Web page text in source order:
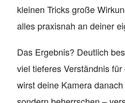
kleinen Tricks große
alles praxisnah an deiner
Das Ergebnis? Deutlich
viel tieferes Verständnis für
wirst deine Kamera